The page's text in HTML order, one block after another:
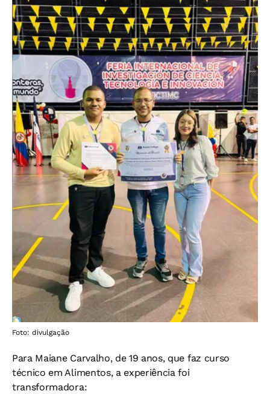
Foto: divulgação
Para Maiane Carvalho, de 19 anos, que faz curso
técnico em Alimentos, a experiência foi
transformadora: